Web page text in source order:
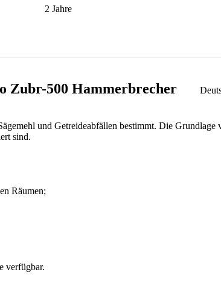
2 Jahre
Zubr-500 Hammerbrecher
und Getreideabfällen bestimmt. Die Grundlage
sind.
Räumen;
verfügbar.